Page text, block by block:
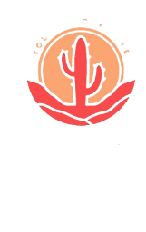
content